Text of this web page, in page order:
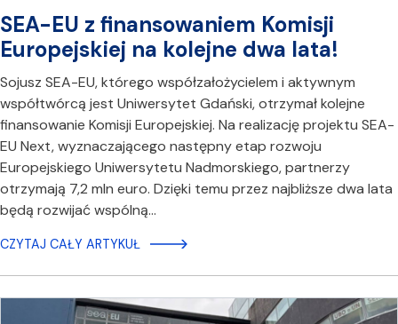
SEA-EU z finansowaniem Komisji
Europejskiej na kolejne dwa lata!
Sojusz SEA-EU, którego współzałożycielem i aktywnym
współtwórcą jest Uniwersytet Gdański, otrzymał kolejne
finansowanie Komisji Europejskiej. Na realizację projektu SEA-
EU Next, wyznaczającego następny etap rozwoju
Europejskiego Uniwersytetu Nadmorskiego, partnerzy
otrzymają 7,2 mln euro. Dzięki temu przez najbliższe dwa lata
będą rozwijać wspólną…
CZYTAJ CAŁY ARTYKUŁ